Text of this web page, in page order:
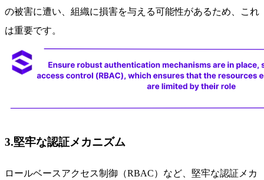
の被害に遭い、組織に損害を与える可能性があるため、これ
は重要です。
3.堅牢な認証メカニズム
ロールベースアクセス制御（RBAC）など、堅牢な認証メカ